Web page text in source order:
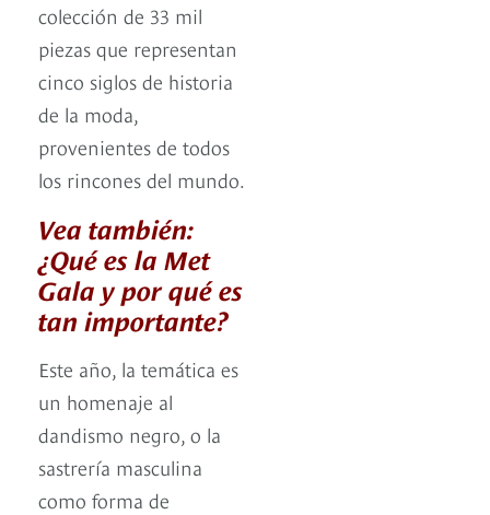
colección de 33 mil
piezas que representan
cinco siglos de historia
de la moda,
provenientes de todos
los rincones del mundo.
Vea también:
¿Qué es la Met
Gala y por qué es
tan importante?
Este año, la temática es
un homenaje al
dandismo negro, o la
sastrería masculina
como forma de